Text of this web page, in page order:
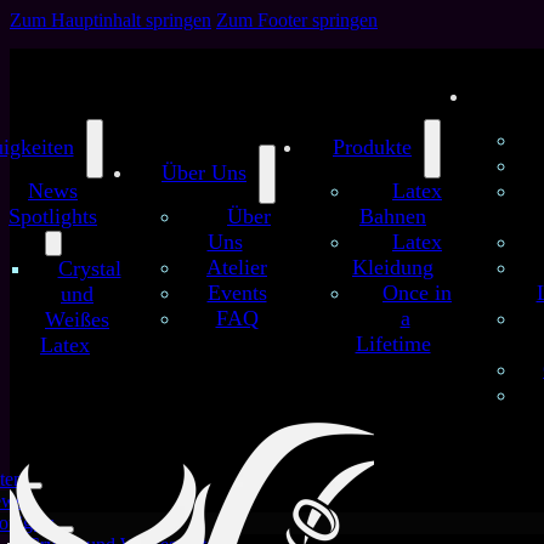
Zum Hauptinhalt springen Zum Footer springen
News
Spotlights
Crystal
und
Weißes
Latex
Über Uns
Über
Uns
Atelier
Events
FAQ
Produkte
Latex
Bahnen
Latex
Kleidung
Once in
a
Lifetime